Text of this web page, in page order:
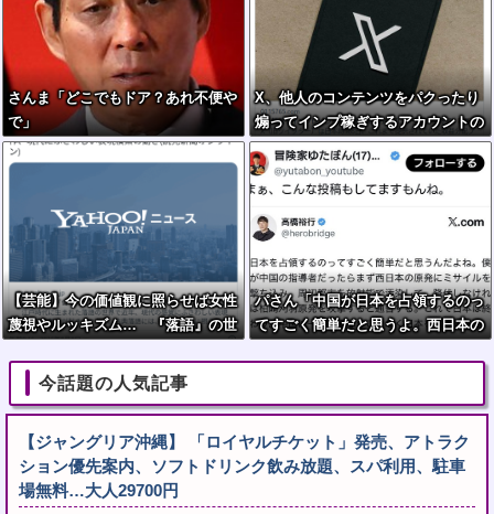
さんま「どこでもドア？あれ不便や
で」
X、他人のコンテンツをパクったり
煽ってインプ稼ぎするアカウントの
収益化停止。今後はオリジナル重視
【芸能】今の価値観に照らせば女性
蔑視やルッキズム… 『落語』の世
わしい表現模索の動き
パさん「中国が日本を占領するのっ
てすごく簡単だと思うよ。西日本の
今話題の人気記事
【ジャングリア沖縄】 「ロイヤルチケット」発売、アトラク
ション優先案内、ソフトドリンク飲み放題、スパ利用、駐車
場無料…大人29700円